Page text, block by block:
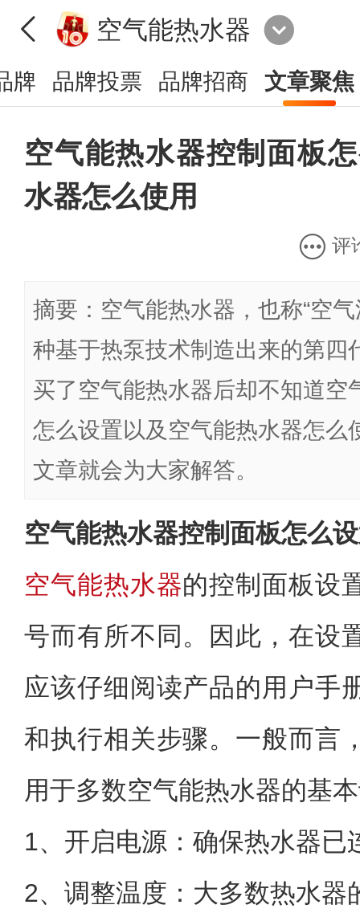
空气能热水器
牌 品牌投票 品牌招商 文章聚焦
空气能热水器控制面板
水器怎么使用
评
摘要：空气能热水器，也称“空
种基于热泵技术制造出来的第四
买了空气能热水器后却不知道空
怎么设置以及空气能热水器怎么
文章就会为大家解答。
空气能热水器控制面板怎么
空气能热水器的控制面板设
号而有所不同。因此，在设
应该仔细阅读产品的用户手
和执行相关步骤。一般而言
用于多数空气能热水器的基
1、开启电源：确保热水器已
2、调整温度：大多数热水器